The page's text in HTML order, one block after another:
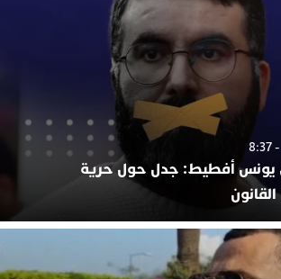
يونس أفطيط: جدل حول حرية